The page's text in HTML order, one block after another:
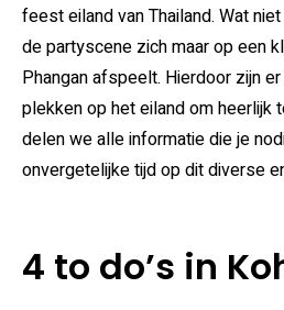
feest eiland van Thailand. Wat
de partyscene zich maar op een
Phangan afspeelt. Hierdoor zijn
plekken op het eiland om heerlijk
delen we alle informatie die je
onvergetelijke tijd op dit diverse
4 to do’s in